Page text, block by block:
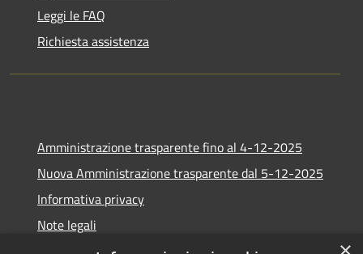
Leggi le FAQ
Richiesta assistenza
Amministrazione trasparente fino al 4-12-2025
Nuova Amministrazione trasparente dal 5-12-2025
Informativa privacy
Note legali